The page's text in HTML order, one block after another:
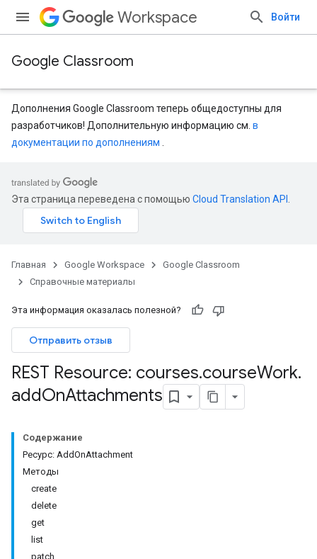
Workspace Войти
Google Classroom
Дополнения Google Classroom теперь общедоступны для
разработчиков! Дополнительную информацию см. в
документации по дополнениям
Эта страница переведена с помощью Cloud Translation API
Главная Google Workspace
Google Classroom
Справочные материалы
Эта информация оказалась полезной?
Отправить отзыв
REST Resource: courses.courseWork.
addOnAttachments
Содержание
Ресурс: AddOnAttachment
Методы
create
delete
get
list
patch